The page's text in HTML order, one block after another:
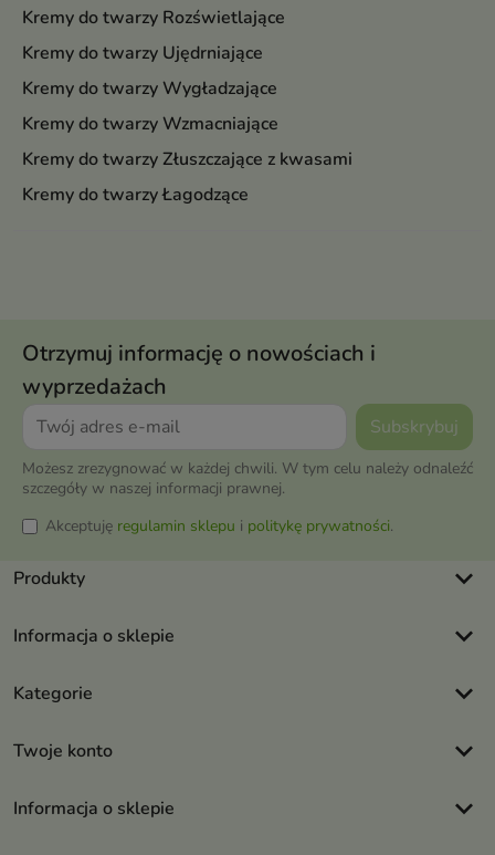
Kremy do twarzy Rozświetlające
Kremy do twarzy Ujędrniające
Kremy do twarzy Wygładzające
Kremy do twarzy Wzmacniające
Kremy do twarzy Złuszczające z kwasami
Kremy do twarzy Łagodzące
Otrzymuj informację o nowościach i
wyprzedażach
Możesz zrezygnować w każdej chwili. W tym celu należy odnaleźć
szczegóły w naszej informacji prawnej.
Akceptuję regulamin sklepu i politykę prywatności.
Produkty keyboard_arrow_down
Informacja o sklepie keyboard_arrow_down
Kategorie keyboard_arrow_down
Twoje konto keyboard_arrow_down
Informacja o sklepie keyboard_arrow_down